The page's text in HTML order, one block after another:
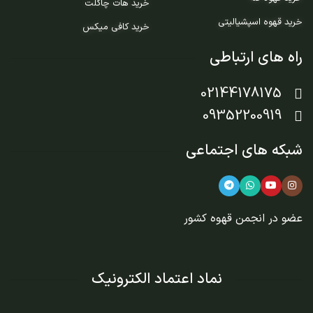
خرید قهوه اسپشیالیتی
خرید هات چاکلت
خرید کافی میکس
راه های ارتباطی
02144178175
09352200919
شبکه های اجتماعی
عضو در انجمن قهوه کشور
نماد اعتماد الکترونیک